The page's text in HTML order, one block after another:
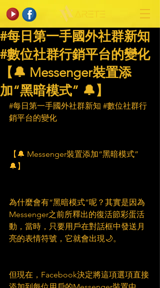
#每日第一手國外社群新知
#數位社群行銷平台的變化
【🔔 Messenger裝置添
加“黑暗模式” 🔔】
#每日第一手國外社群新知 #數位社群行
銷平台的變化
【🔔 Messenger裝置添加“黑暗模式”
🔔】
為什麼會有“黑暗模式”呢？其實是因為
Messenger之前所釋出的復活節彩蛋活
動，當時，只要用戶在對話框中發送月
亮的表情符號，它就會出現🌙。
但現在，Facebook決定將這項選項直接